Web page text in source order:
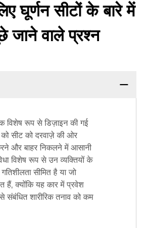
घूर्णन सीटों के बारे में
जाने वाले प्रश्न
विशेष रूप से डिज़ाइन की गई
सीट को दरवाज़े की ओर
और बाहर निकलने में आसानी
विशेष रूप से उन व्यक्तियों के
सीमित है या जो
हैं, क्योंकि यह कार में प्रवेश
शारीरिक तनाव को कम